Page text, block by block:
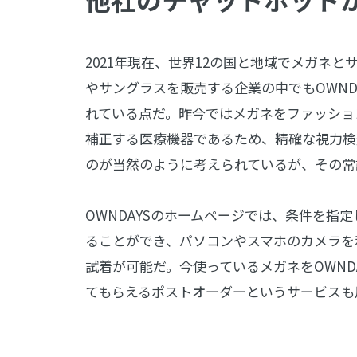
2021年現在、世界12の国と地域でメガネと
やサングラスを販売する企業の中でも
れている点だ。昨今ではメガネをファッシ
補正する医療機器であるため、精確な視力
のが当然のように考えられているが、その
OWNDAYSのホームページでは、条件を指
ることができ、パソコンやスマホのカメラ
試着が可能だ。今使っているメガネを
てもらえるポストオーダーというサービス